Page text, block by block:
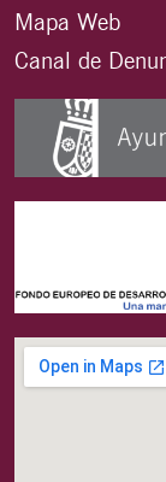
Mapa Web
Canal de